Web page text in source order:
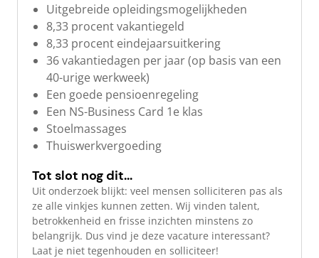
Uitgebreide opleidingsmogelijkheden
8,33 procent vakantiegeld
8,33 procent eindejaarsuitkering
36 vakantiedagen per jaar (op basis van een
40-urige werkweek)
Een goede pensioenregeling
Een NS-Business Card 1e klas
Stoelmassages
Thuiswerkvergoeding
Tot slot nog dit...
Uit onderzoek blijkt: veel mensen solliciteren pas als
ze alle vinkjes kunnen zetten. Wij vinden talent,
betrokkenheid en frisse inzichten minstens zo
belangrijk. Dus vind je deze vacature interessant?
Laat je niet tegenhouden en solliciteer!